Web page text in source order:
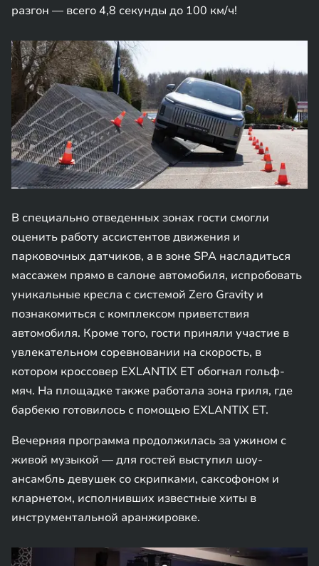
разгон — всего 4,8 секунды до 100 км/ч!
В специально отведенных зонах гости смогли
оценить работу ассистентов движения и
парковочных датчиков, а в зоне SPA насладиться
массажем прямо в салоне автомобиля, испробовать
уникальные кресла с системой Zero Gravity и
познакомиться с комплексом приветствия
автомобиля. Кроме того, гости приняли участие в
увлекательном соревновании на скорость, в
котором кроссовер EXLANTIX ET обогнал гольф-
мяч. На площадке также работала зона гриля, где
барбекю готовилось с помощью EXLANTIX ET.
Вечерняя программа продолжилась за ужином с
живой музыкой — для гостей выступил шоу-
ансамбль девушек со скрипками, саксофоном и
кларнетом, исполнивших известные хиты в
инструментальной аранжировке.